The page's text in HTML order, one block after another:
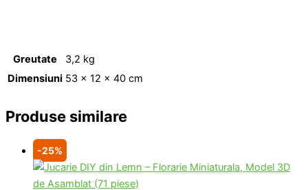
Greutate
3,2 kg
Dimensiuni 53 × 12 × 40 cm
Produse similare
-25%